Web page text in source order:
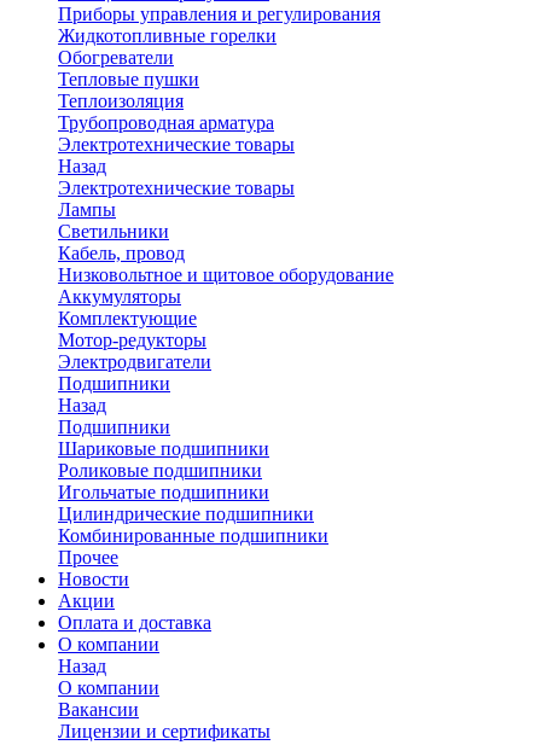
Приборы управления и регулирования
Жидкотопливные горелки
Обогреватели
Тепловые пушки
Теплоизоляция
Трубопроводная арматура
Электротехнические товары
Назад
Электротехнические товары
Лампы
Светильники
Кабель, провод
Низковольтное и щитовое оборудование
Аккумуляторы
Комплектующие
Мотор-редукторы
Электродвигатели
Подшипники
Назад
Подшипники
Шариковые подшипники
Роликовые подшипники
Игольчатые подшипники
Цилиндрические подшипники
Комбинированные подшипники
Прочее
Новости
Акции
Оплата и доставка
О компании
Назад
О компании
Вакансии
Лицензии и сертификаты